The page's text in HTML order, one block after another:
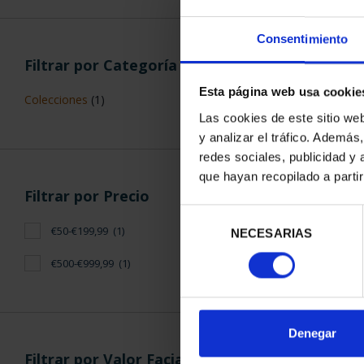
Consentimiento
Esta página web usa
Las cookies de este sitio
y analizar el tráfico.
redes sociales, publicidad y
que hayan recopilado a
consentimiento
NECESARIAS
Denegar
Filtrar por Categoría
Colecciones (1)
Filtrar por Precio
€50-€199,99 (1)
€500-€999,99 (1)
Filtrar por Valor Facial
XIII SERIE
ORDENAR POR: